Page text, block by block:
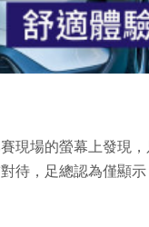
片
現場的螢幕上發現
待，足總認為僅顯